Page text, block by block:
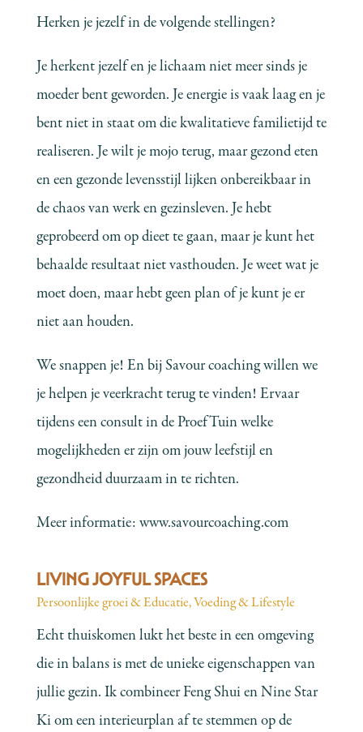
Herken je jezelf in de volgende stellingen?
Je herkent jezelf en je lichaam niet meer sinds je
moeder bent geworden. Je energie is vaak laag en je
bent niet in staat om die kwalitatieve familietijd te
realiseren. Je wilt je mojo terug, maar gezond eten
en een gezonde levensstijl lijken onbereikbaar in
de chaos van werk en gezinsleven. Je hebt
geprobeerd om op dieet te gaan, maar je kunt het
behaalde resultaat niet vasthouden. Je weet wat je
moet doen, maar hebt geen plan of je kunt je er
niet aan houden.
We snappen je! En bij Savour coaching willen we
je helpen je veerkracht terug te vinden! Ervaar
tijdens een consult in de ProefTuin welke
mogelijkheden er zijn om jouw leefstijl en
gezondheid duurzaam in te richten.
Meer informatie:www.savourcoaching.com
LIVING JOYFUL SPACES
Persoonlijke groei & Educatie,Voeding & Lifestyle
Echt thuiskomen lukt het beste in een omgeving
die in balans is met de unieke eigenschappen van
jullie gezin. Ik combineer Feng Shui en Nine Star
Ki om een interieurplan af te stemmen op de